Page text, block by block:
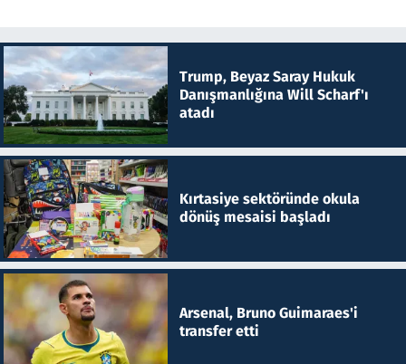
Trump, Beyaz Saray Hukuk
Danışmanlığına Will Scharf'ı
atadı
Kırtasiye sektöründe okula
dönüş mesaisi başladı
Arsenal, Bruno Guimaraes'i
transfer etti